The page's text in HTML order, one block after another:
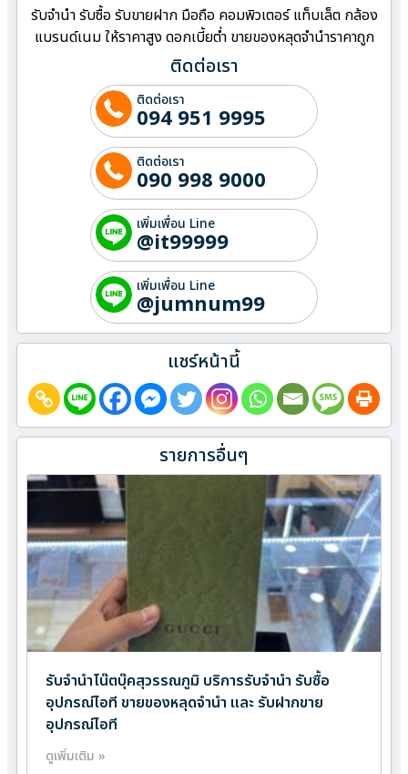
รับจำนำ รับซื้อ รับขายฝาก มือถือ คอมพิวเตอร์ แท็บเล็ต กล้อง
แบรนด์เนม ให้ราคาสูง ดอกเบี้ยต่ำ ขายของหลุดจำนำราคาถูก
ติดต่อเรา
ติดต่อเรา
094 951 9995
ติดต่อเรา
090 998 9000
เพิ่มเพื่อน Line
@it99999
เพิ่มเพื่อน Line
@jumnum99
แชร์หน้านี้
รายการอื่นๆ
รับจำนำโน๊ตบุ๊คสุวรรณภูมิ บริการรับจำนำ รับซื้อ
อุปกรณ์ไอที ขายของหลุดจำนำ และ รับฝากขาย
อุปกรณ์ไอที
ดูเพิ่มเติม »